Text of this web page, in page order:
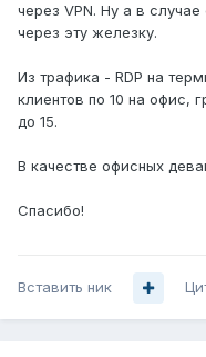
через VPN. Ну а в случае
через эту железку.
Из трафика - RDP на
клиентов по 10 на офис,
до 15.
В качестве офисных
Спасибо!
Вставить ник